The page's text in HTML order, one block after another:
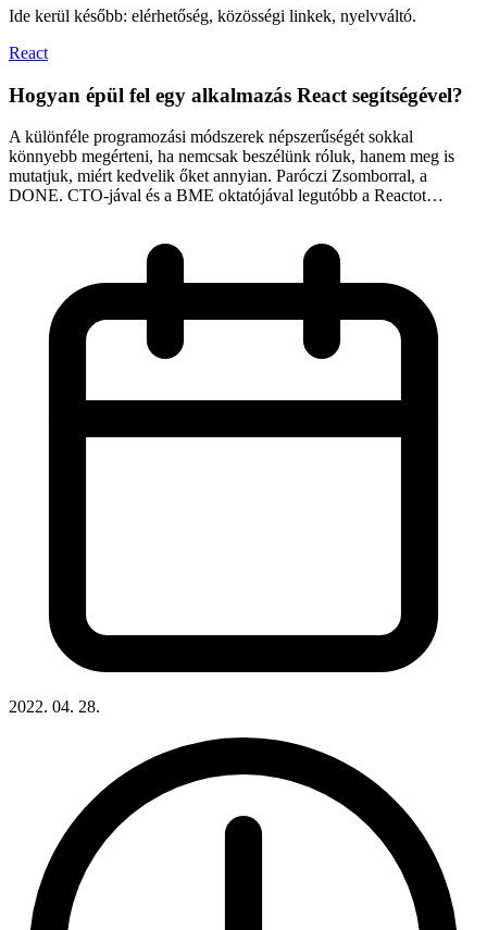
Ide kerül később: elérhetőség, közösségi linkek, nyelvváltó.
React
Hogyan épül fel egy alkalmazás React segítségével?
A különféle programozási módszerek népszerűségét sokkal
könnyebb megérteni, ha nemcsak beszélünk róluk, hanem meg is
mutatjuk, miért kedvelik őket annyian. Paróczi Zsomborral, a
DONE. CTO-jával és a BME oktatójával legutóbb a Reactot…
2022. 04. 28.